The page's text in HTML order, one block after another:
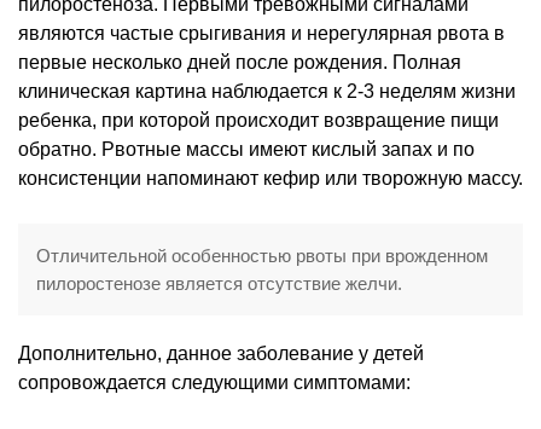
являются частые срыгивания и нерегулярная рвота в
первые несколько дней после рождения. Полная
клиническая картина наблюдается к 2-3 неделям жизни
ребенка, при которой происходит возвращение пищи
обратно. Рвотные массы имеют кислый запах и по
консистенции напоминают кефир или творожную массу.
Отличительной особенностью рвоты при врожденном
пилоростенозе является отсутствие желчи.
Дополнительно, данное заболевание у детей
сопровождается следующими симптомами: